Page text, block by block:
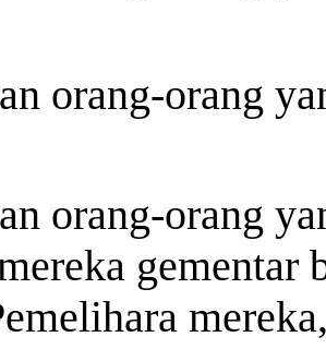
orang-orang
orang-orang
gementar